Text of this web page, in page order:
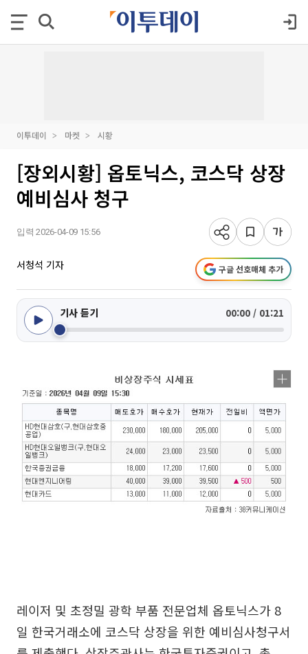
이투데이 마켓 시황
[장외시황] 옵토닉스, 코스닥 상장
예비심사 청구
입력 2026-04-09 15:56
서청석 기자 구글 선호매체 추가
기사 듣기 00:00 / 01:21
레이저 및 초정밀 광학 부품 전문업체 옵토닉스가 8
일 한국거래소에 코스닥 상장을 위한 예비심사청구서